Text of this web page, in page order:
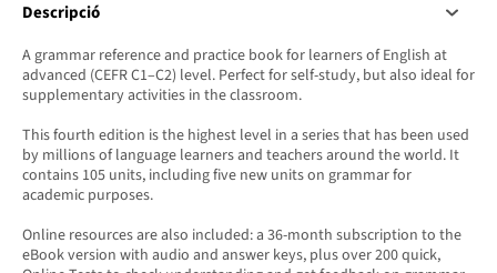
Descripció
A grammar reference and practice book for learners of English at
advanced (CEFR C1–C2) level. Perfect for self-study, but also ideal for
supplementary activities in the classroom.
This fourth edition is the highest level in a series that has been used
by millions of language learners and teachers around the world. It
contains 105 units, including five new units on grammar for
academic purposes.
Online resources are also included: a 36-month subscription to the
eBook version with audio and answer keys, plus over 200 quick,